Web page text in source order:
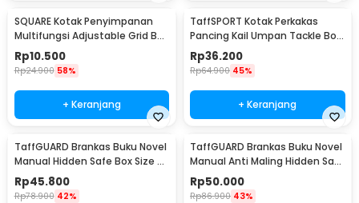
SQUARE Kotak Penyimpanan
Multifungsi Adjustable Grid Box
24 Slot - J24D
Rp10.500
Rp24.900 58%
+ Keranjang
TaffSPORT Kotak Perkakas
Pancing Kail Umpan Tackle Box
14 Grid - LYH-1017
Rp36.200
Rp64.900 45%
+ Keranjang
TaffGUARD Brankas Buku Novel
Manual Hidden Safe Box Size S
- KB-20L
Rp45.800
Rp78.900 42%
TaffGUARD Brankas Buku Novel
Manual Anti Maling Hidden Safe
Box Size S - KB-20L
Rp50.000
Rp86.900 43%